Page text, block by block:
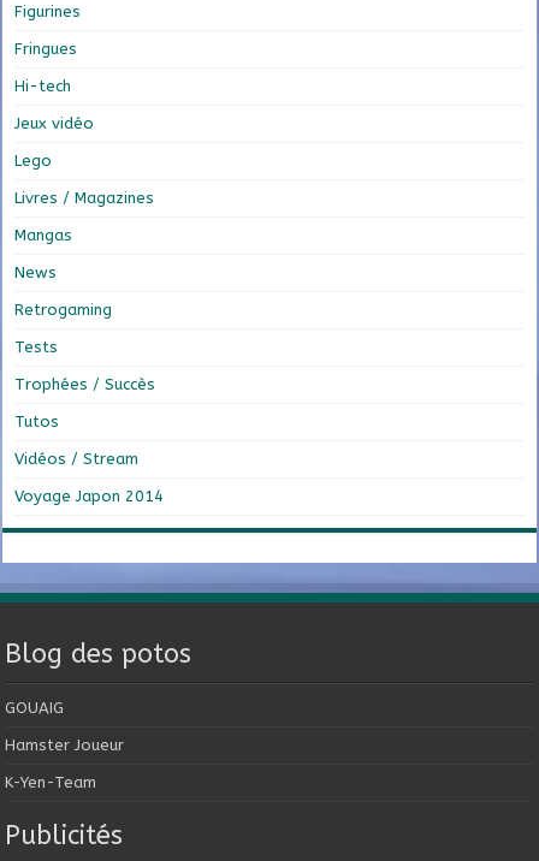
Figurines
Fringues
Hi-tech
Jeux vidéo
Lego
Livres / Magazines
Mangas
News
Retrogaming
Tests
Trophées / Succès
Tutos
Vidéos / Stream
Voyage Japon 2014
Blog des potos
GOUAIG
Hamster Joueur
K-Yen-Team
Publicités